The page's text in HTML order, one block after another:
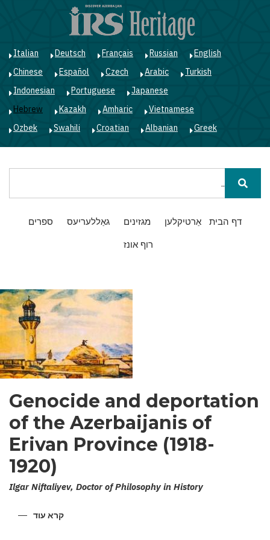
English
Russian
Français
Deutsch
Italian
Turkish
Arabic
Czech
Español
Chinese
Japanese
Portuguese
Indonesian
Vietnamese
Amharic
Kazakh
Hebrew
Greek
Albanian
Croatian
Swahili
Ozbek
Main
navigation
דף הבית אַרטיקלען מגזינים גאַללעריעס
ספרים
רוף אונז
Genocide and deportation
of the Azerbaijanis of
Erivan Province (1918-
1920)
Ilgar Niftaliyev, Doctor of Philosophy in History
קרא עודעל